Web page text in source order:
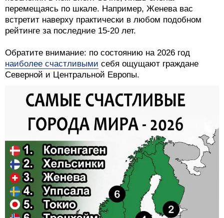
перемещаясь по шкале. Например, Женева вас
встретит наверху практически в любом подобном
рейтинге за последние 15-20 лет.
Обратите внимание: по состоянию на 2026 год
наиболее счастливыми себя ощущают граждане
Северной и Центральной Европы.